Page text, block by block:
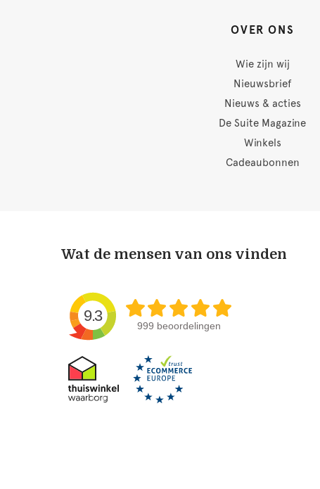
OVER ONS
Wie zijn wij
Nieuwsbrief
Nieuws & acties
De Suite Magazine
Winkels
Cadeaubonnen
Wat de mensen van ons vinden
9.3
999 beoordelingen